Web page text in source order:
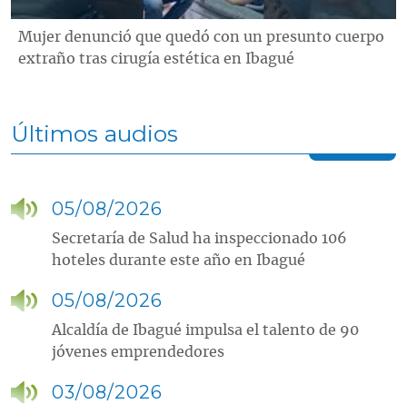
Mujer denunció que quedó con un presunto cuerpo
extraño tras cirugía estética en Ibagué
Últimos audios
05/08/2026
Secretaría de Salud ha inspeccionado 106
hoteles durante este año en Ibagué
05/08/2026
Alcaldía de Ibagué impulsa el talento de 90
jóvenes emprendedores
03/08/2026